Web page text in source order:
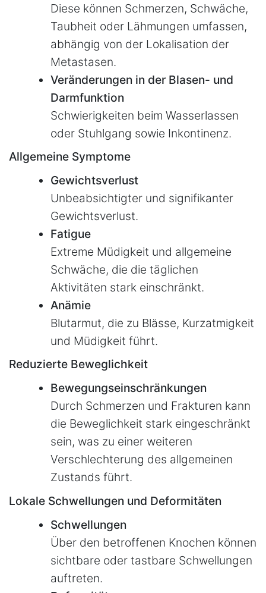
Diese können Schmerzen, Schwäche,
Taubheit oder Lähmungen umfassen,
abhängig von der Lokalisation der
Metastasen.
Veränderungen in der Blasen- und
Darmfunktion
Schwierigkeiten beim Wasserlassen
oder Stuhlgang sowie Inkontinenz.
Allgemeine Symptome
Gewichtsverlust
Unbeabsichtigter und signifikanter
Gewichtsverlust.
Fatigue
Extreme Müdigkeit und allgemeine
Schwäche, die die täglichen
Aktivitäten stark einschränkt.
Anämie
Blutarmut, die zu Blässe, Kurzatmigkeit
und Müdigkeit führt.
Reduzierte Beweglichkeit
Bewegungseinschränkungen
Durch Schmerzen und Frakturen kann
die Beweglichkeit stark eingeschränkt
sein, was zu einer weiteren
Verschlechterung des allgemeinen
Zustands führt.
Lokale Schwellungen und Deformitäten
Schwellungen
Über den betroffenen Knochen können
sichtbare oder tastbare Schwellungen
auftreten.